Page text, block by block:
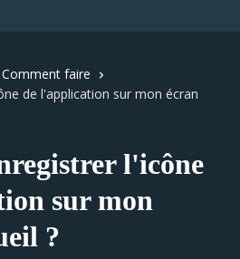
Comment faire
de l'application sur mon écran
l'icône
sur mon
?